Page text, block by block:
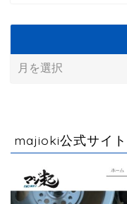
majioki公式サイト